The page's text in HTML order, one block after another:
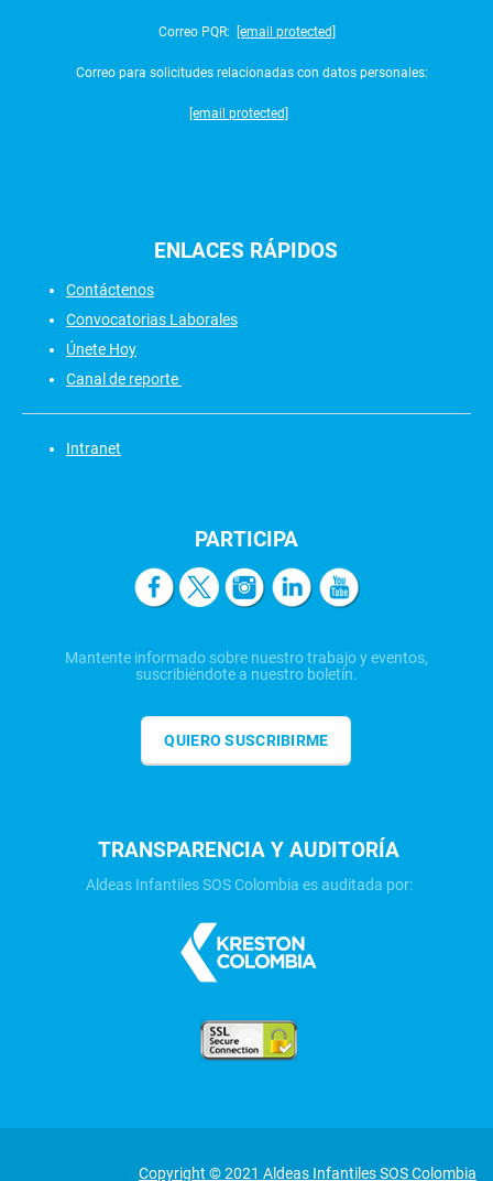
Correo PQR: [email protected]
Correo para solicitudes relacionadas con datos personales:
[email protected]
ENLACES RÁPIDOS
Contáctenos
Convocatorias Laborales
Únete Hoy
Canal de reporte
Intranet
PARTICIPA
Mantente informado sobre nuestro trabajo y eventos,
suscribiéndote a nuestro boletín.
QUIERO SUSCRIBIRME
TRANSPARENCIA Y AUDITORÍA
Aldeas Infantiles SOS Colombia es auditada por:
Copyright © 2021 Aldeas Infantiles SOS Colombia